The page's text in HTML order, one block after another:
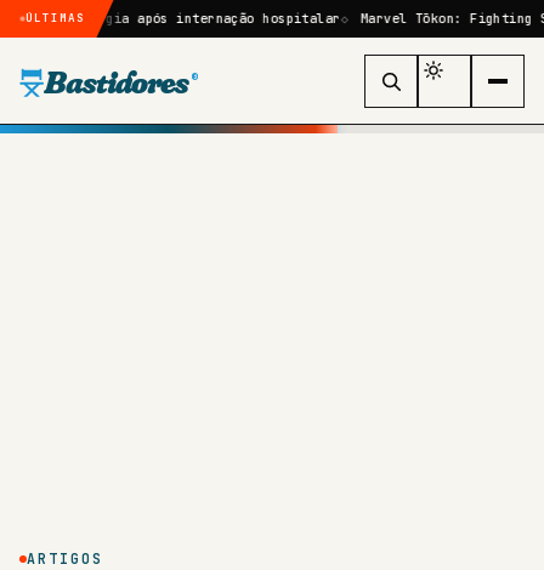
ÚLTIMASapós internação hospitalar Marvel Tōkon: Fighting Souls:
Bastidores ®
ARTIGOS